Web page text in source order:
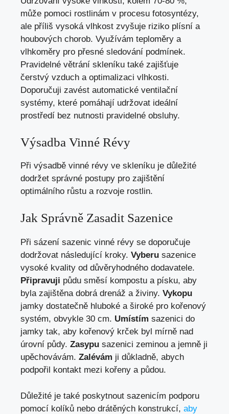
může pomoci rostlinám v procesu fotosyntézy,
ale příliš vysoká vlhkost zvyšuje riziko plísní a
houbových chorob. Využívám teploměry a
vlhkoměry pro přesné sledování podmínek.
Pravidelné větrání skleníku také zajišťuje
čerstvý vzduch a optimalizaci vlhkosti.
Doporučuji zavést automatické ventilační
systémy, které pomáhají udržovat ideální
prostředí bez nutnosti pravidelné obsluhy.
Výsadba Vinné Révy
Při výsadbě vinné révy ve skleníku je důležité
dodržet správné postupy pro zajištění
optimálního růstu a rozvoje rostlin.
Jak Správně Zasadit Sazenice
Při sázení sazenic vinné révy se doporučuje
dodržovat následující kroky. Vyberu sazenice
vysoké kvality od důvěryhodného dodavatele.
Připravuji půdu směsí kompostu a písku, aby
byla zajištěna dobrá drenáž a živiny. Vykopu
jamky dostatečně hluboké a široké pro kořenový
systém, obvykle 30 cm. Umístím sazenici do
jamky tak, aby kořenový krček byl mírně nad
úrovní půdy. Zasypu sazenici zeminou a jemně ji
upěchovávám. Zalévám ji důkladně, abych
podpořil kontakt mezi kořeny a půdou.
Důležité je také poskytnout sazenicím podporu
pomocí kolíků nebo drátěných konstrukcí, aby